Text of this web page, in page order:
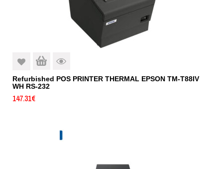
Refurbished POS PRINTER THERMAL EPSON TM-T88IV
WH RS-232
147.31€